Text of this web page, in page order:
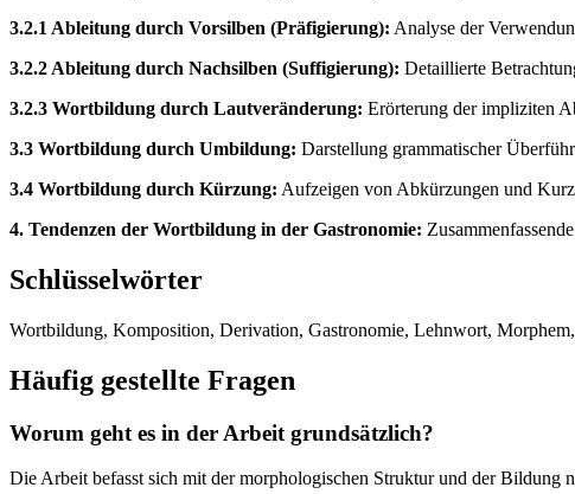
3.2.1 Ableitung durch Vorsilben (Präfigierung): Analyse der
3.2.2 Ableitung durch Nachsilben (Suffigierung): Detaillierte
3.2.3 Wortbildung durch Lautveränderung: Erörterung der impliziten
3.3 Wortbildung durch Umbildung: Darstellung grammatischer
3.4 Wortbildung durch Kürzung: Aufzeigen von Abkürzungen und
4. Tendenzen der Wortbildung in der Gastronomie:
Schlüsselwörter
Wortbildung, Komposition, Derivation, Gastronomie, Lehnwort,
Häufig gestellte Fragen
Worum geht es in der Arbeit grundsätzlich?
Die Arbeit befasst sich mit der morphologischen Struktur und der Bildung